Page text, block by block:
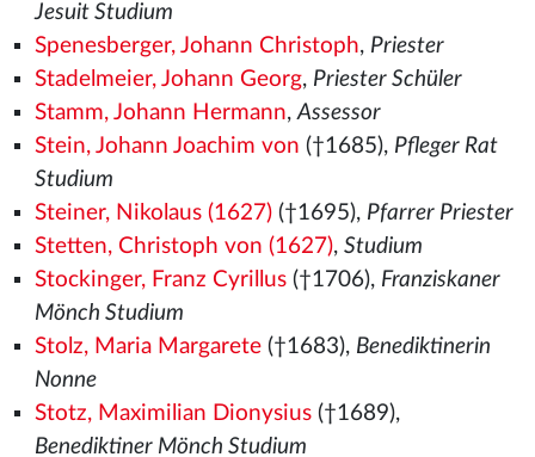
Jesuit Studium
Spenesberger, Johann Christoph, Priester
Stadelmeier, Johann Georg, Priester Schüler
Stamm, Johann Hermann,Assessor
Stein, Johann Joachim von (†1685), Pfleger Rat
Studium
Steiner, Nikolaus (1627)(†1695), Pfarrer Priester
Stetten, Christoph von (1627), Studium
Stockinger, Franz Cyrillus(†1706), Franziskaner
Mönch Studium
Stolz, Maria Margarete(†1683), Benediktinerin
Nonne
Stotz, Maximilian Dionysius(†1689),
Benediktiner Mönch Studium